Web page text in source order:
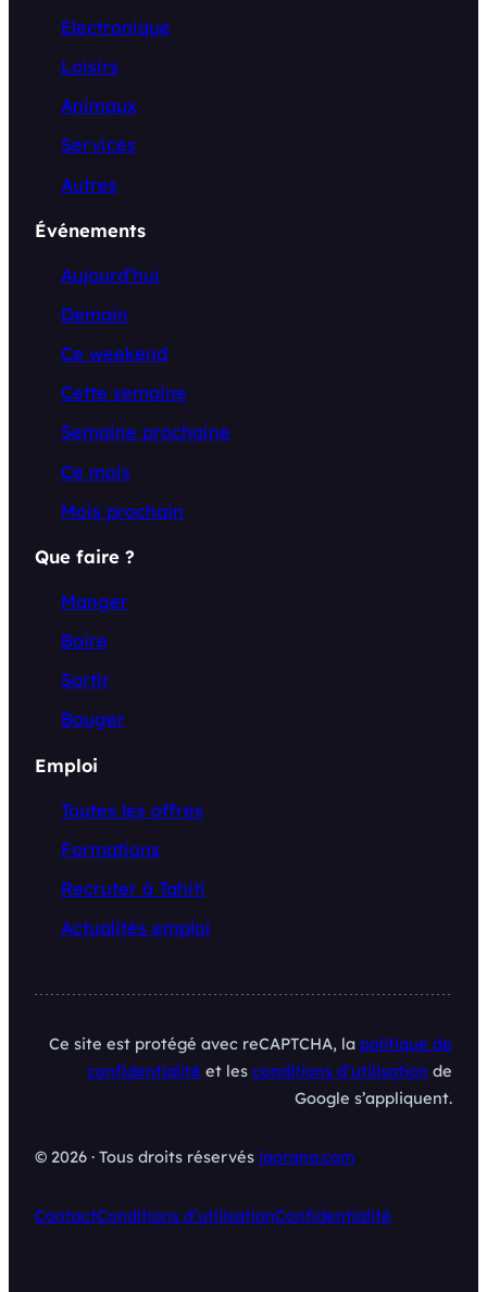
Electronique
Loisirs
Animaux
Services
Autres
Événements
Aujourd’hui
Demain
Ce weekend
Cette semaine
Semaine prochaine
Ce mois
Mois prochain
Que faire ?
Manger
Boire
Sortir
Bouger
Emploi
Toutes les offres
Formations
Recruter à Tahiti
Actualités emploi
Ce site est protégé avec reCAPTCHA, la politique de
confidentialité et les conditions d’utilisation de
Google s’appliquent.
© 2026 · Tous droits réservés iaorana.com
ContactConditions d’utilisationConfidentialité